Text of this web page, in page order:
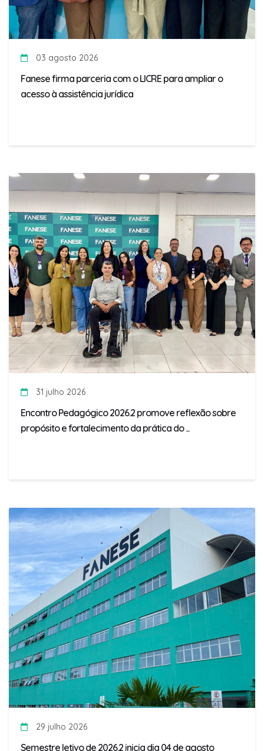
03 agosto 2026
Fanese firma parceria com o LICRE para ampliar o
acesso à assistência jurídica
31 julho 2026
Encontro Pedagógico 2026.2 promove reflexão sobre
propósito e fortalecimento da prática do ...
29 julho 2026
Semestre letivo de 2026.2 inicia dia 04 de agosto